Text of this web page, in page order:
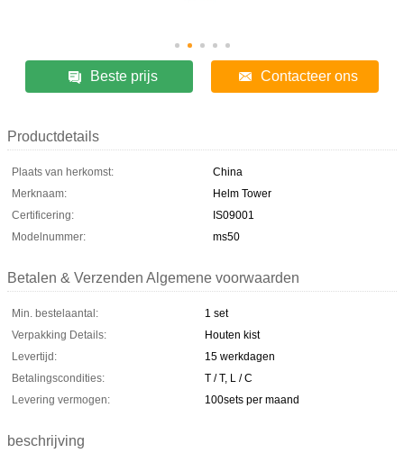
Beste prijs Contacteer ons
Productdetails
Plaats van herkomst:
China
Merknaam:
Helm Tower
Certificering:
IS09001
Modelnummer:
ms50
Betalen & Verzenden Algemene voorwaarden
Min. bestelaantal:
1 set
Verpakking Details:
Houten kist
Levertijd:
15 werkdagen
Betalingscondities:
T / T, L / C
Levering vermogen:
100sets per maand
beschrijving